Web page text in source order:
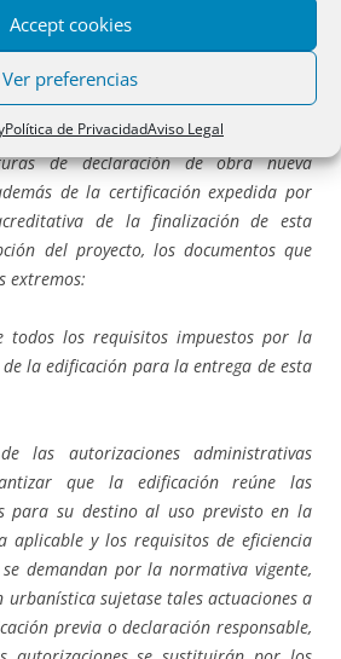
Accept cookies
Ver preferencias
Política de PrivacidadAviso Legal
y urbanística, así como certificación
y acreditativa del ajuste de la
al proyecto que haya sido objeto de
de declaración de obra nueva
de la certificación expedida por
de la finalización de esta
del proyecto, los documentos que
extremos:
todos los requisitos impuestos por la
la edificación para la entrega de esta
las autorizaciones administrativas
que la edificación reúne las
para su destino al uso previsto en la
aplicable y los requisitos de eficiencia
demandan por la normativa vigente,
urbanística sujetase tales actuaciones a
previa o declaración responsable,